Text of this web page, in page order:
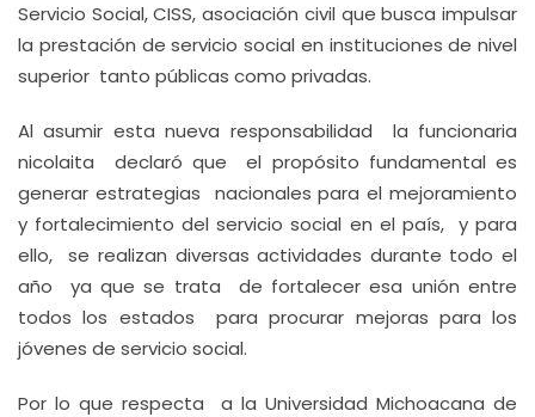
Servicio Social, CISS, asociación civil que busca impulsar
la prestación de servicio social en instituciones de nivel
superior tanto públicas como privadas.
Al asumir esta nueva responsabilidad la funcionaria
nicolaita declaró que el propósito fundamental es
generar estrategias nacionales para el mejoramiento
y fortalecimiento del servicio social en el país, y para
ello, se realizan diversas actividades durante todo el
año ya que se trata de fortalecer esa unión entre
todos los estados para procurar mejoras para los
jóvenes de servicio social.
Por lo que respecta a la Universidad Michoacana de